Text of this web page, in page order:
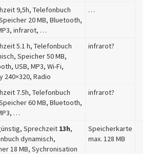
9,5h, Telefonbuch
20 MB, Bluetooth,
infrarot, …
…
5.1 h, Telefonbuch
Speicher 50 MB,
USB, MP3, Wi-Fi,
240×320, Radio
infrarot?
7.5h, Telefonbuch
60 MB, Bluetooth,
…
infrarot?
Sprechzeit 13h,
dynamisch,
18 MB, Sychronisation
Speicherkarte
max. 128 MB